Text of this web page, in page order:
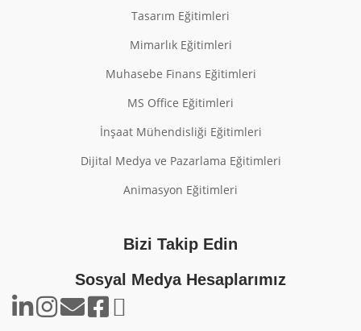
Tasarım Eğitimleri
Mimarlık Eğitimleri
Muhasebe Finans Eğitimleri
MS Office Eğitimleri
İnşaat Mühendisliği Eğitimleri
Dijital Medya ve Pazarlama Eğitimleri
Animasyon Eğitimleri
Bizi Takip Edin
Sosyal Medya Hesaplarımız